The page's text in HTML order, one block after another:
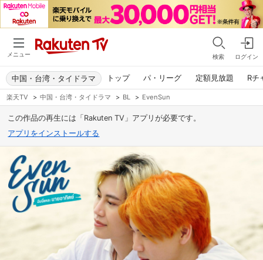
メニュー 検索 ログイン
トップ パ・リーグ 定額見放題 Rチ
中国・台湾・タイドラマ
楽天TV > 中国・台湾・タイドラマ > BL > EvenSun
この作品の再生には「Rakuten TV」アプリが必要です。
アプリをインストールする